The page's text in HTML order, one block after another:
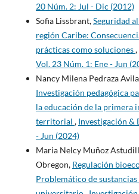
20 Núm. 2: Jul - Dic (2012)
Sofia Lissbrant,Seguridad
región Caribe:
prácticas como soluciones,
Vol. 23 Núm. 1: Ene - Jun
Nancy Milena Pedraza
Investigación pedagógica
la educación de la primera
territorial , Investigación &
- Jun (2024)
Maria Nelcy Muñoz
Obregon, Regulación
Problemático de